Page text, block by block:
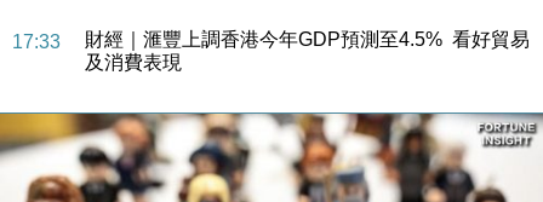
17:33
財經｜滙豐上調香港今年GDP預測至4.5% 看好貿易
及消費表現
損失近6900萬元
16:05
財經｜日經失守6.5萬點後回穩 全周仍升近2%